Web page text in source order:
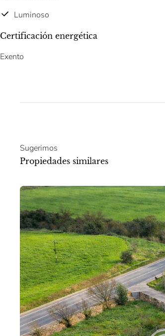
Luminoso
Certificación energética
Exento
Sugerimos
Propiedades similares